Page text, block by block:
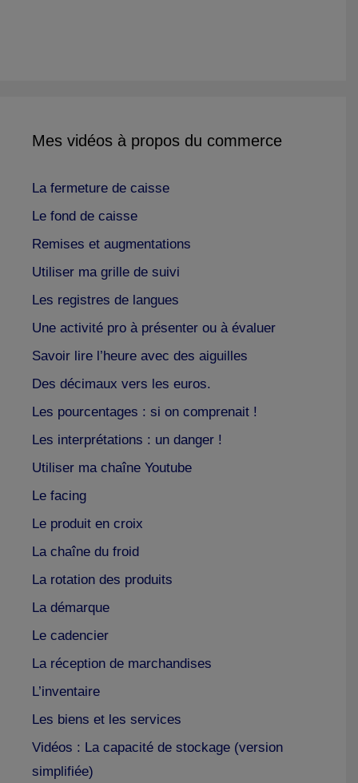
Mes vidéos à propos du commerce
La fermeture de caisse
Le fond de caisse
Remises et augmentations
Utiliser ma grille de suivi
Les registres de langues
Une activité pro à présenter ou à évaluer
Savoir lire l’heure avec des aiguilles
Des décimaux vers les euros.
Les pourcentages : si on comprenait !
Les interprétations : un danger !
Utiliser ma chaîne Youtube
Le facing
Le produit en croix
La chaîne du froid
La rotation des produits
La démarque
Le cadencier
La réception de marchandises
L’inventaire
Les biens et les services
Vidéos : La capacité de stockage (version
simplifiée)